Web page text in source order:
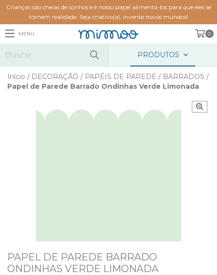
Crianças são cheias de sonhos e é nosso papel alimentá-los para que eles se
tornem realidade. Seja criativo(a), invente novos mundos!
MENU 0
PRODUTOS
Início / DECORAÇÃO / PAPÉIS DE PAREDE / BARRADOS /
Papel de Parede Barrado Ondinhas Verde Limonada
PAPEL DE PAREDE BARRADO
ONDINHAS VERDE LIMONADA